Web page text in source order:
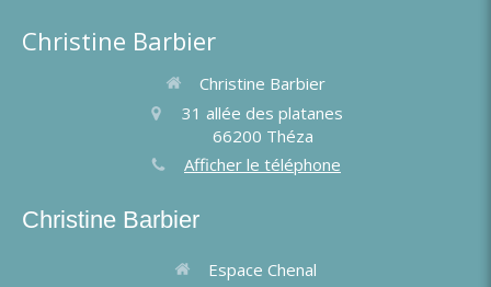
Christine Barbier
Christine Barbier
31 allée des platanes
66200 Théza
Afficher le téléphone
Christine Barbier
Espace Chenal